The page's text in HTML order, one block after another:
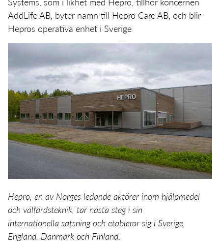
AddLife AB, byter namn till Hepro Care AB, och blir
Hepros operativa enhet i Sverige
Hepro, en av Norges ledande aktörer inom hjälpmedel
och välfärdsteknik, tar nästa steg i sin
internationella satsning och etablerar sig i Sverige,
England, Danmark och Finland.